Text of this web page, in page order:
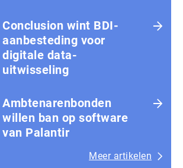
Conclusion wint BDI-
aanbesteding voor
digitale data-
uitwisseling
Ambtenarenbonden
willen ban op software
van Palantir
Meer artikelen